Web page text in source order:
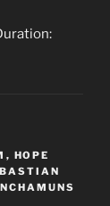
, HOPE